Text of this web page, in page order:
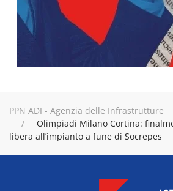
PPN ADI - Agenzia delle Infrastrutture
Olimpiadi Milano Cortina:
libera all’impianto a fune di Socrepes